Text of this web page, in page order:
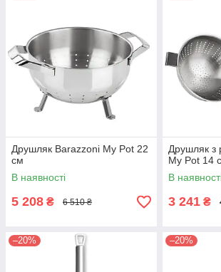
Друшляк Barazzoni My Pot 22
см
В наявності
5 208 ₴ 6 510 ₴
Друшляк з
My Pot 14
В
3 241 ₴
–20% –20%